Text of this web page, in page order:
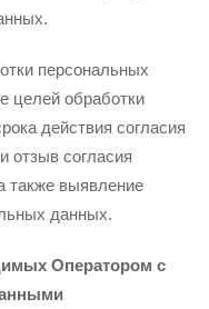
персональных
целей обработки
действия согласия
отзыв согласия
также выявление
данных.
Оператором с